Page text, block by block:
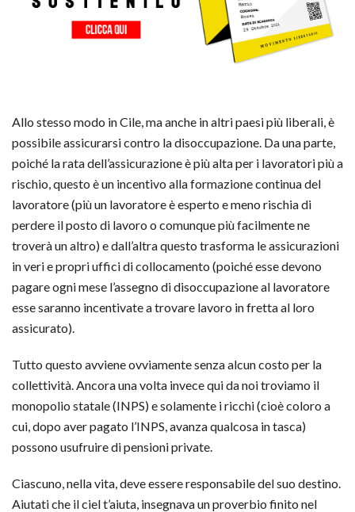
Allo stesso modo in Cile, ma anche in altri paesi più liberali, è
possibile assicurarsi contro la disoccupazione. Da una parte,
poiché la rata dell’assicurazione è più alta per i lavoratori più a
rischio, questo è un incentivo alla formazione continua del
lavoratore (più un lavoratore è esperto e meno rischia di
perdere il posto di lavoro o comunque più facilmente ne
troverà un altro) e dall’altra questo trasforma le assicurazioni
in veri e propri uffici di collocamento (poiché esse devono
pagare ogni mese l’assegno di disoccupazione al lavoratore
esse saranno incentivate a trovare lavoro in fretta al loro
assicurato).
Tutto questo avviene ovviamente senza alcun costo per la
collettività. Ancora una volta invece qui da noi troviamo il
monopolio statale (INPS) e solamente i ricchi (cioè coloro a
cui, dopo aver pagato l’INPS, avanza qualcosa in tasca)
possono usufruire di pensioni private.
Ciascuno, nella vita, deve essere responsabile del suo destino.
Aiutati che il ciel t’aiuta, insegnava un proverbio finito nel